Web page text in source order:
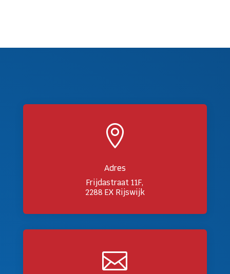

Adres
Frijdastraat 11F,
2288 EX Rijswijk
